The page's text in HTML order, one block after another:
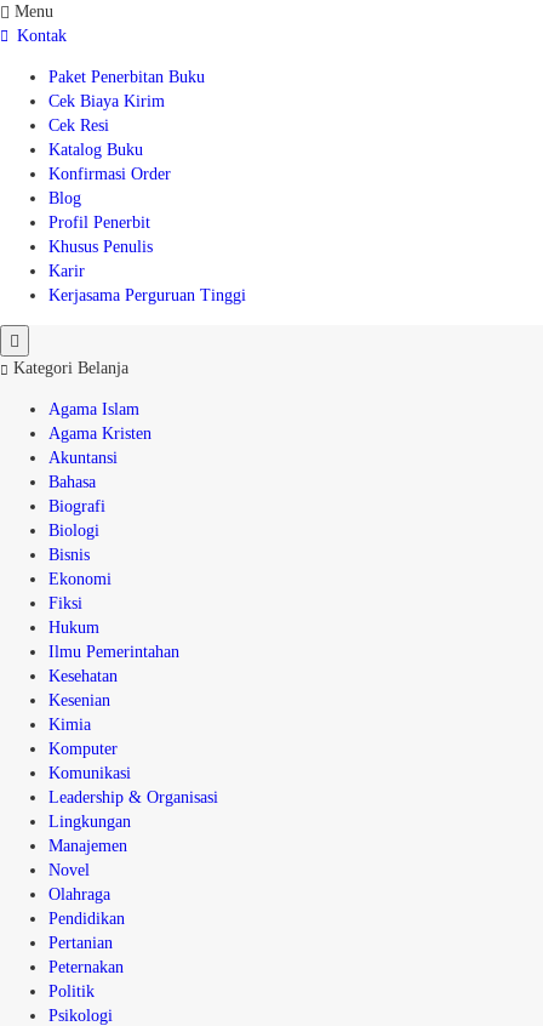
Menu
Kontak
Paket Penerbitan Buku
Cek Biaya Kirim
Cek Resi
Katalog Buku
Konfirmasi Order
Blog
Profil Penerbit
Khusus Penulis
Karir
Kerjasama Perguruan Tinggi
Kategori Belanja
Agama Islam
Agama Kristen
Akuntansi
Bahasa
Biografi
Biologi
Bisnis
Ekonomi
Fiksi
Hukum
Ilmu Pemerintahan
Kesehatan
Kesenian
Kimia
Komputer
Komunikasi
Leadership & Organisasi
Lingkungan
Manajemen
Novel
Olahraga
Pendidikan
Pertanian
Peternakan
Politik
Psikologi